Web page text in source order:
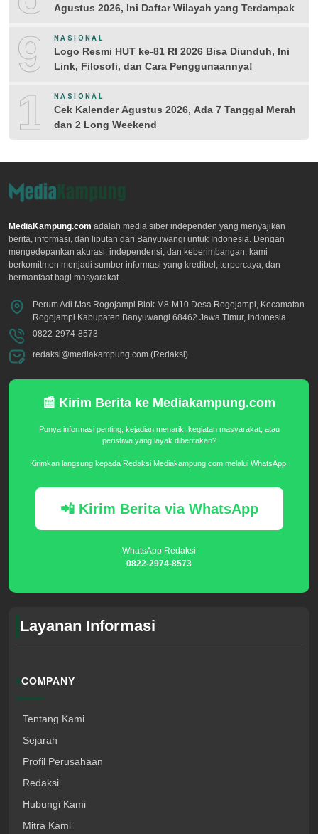
Agustus 2026, Ini Daftar Wilayah yang Terdampak
9 NASIONAL
Logo Resmi HUT ke-81 RI 2026 Bisa Diunduh, Ini
Link, Filosofi, dan Cara Penggunaannya!
10NASIONAL
Cek Kalender Agustus 2026, Ada 7 Tanggal Merah
dan 2 Long Weekend
MediaKampung.com adalah media siber independen yang menyajikan
berita, informasi, dan liputan dari Banyuwangi untuk Indonesia. Dengan
mengedepankan akurasi, independensi, dan keberimbangan, kami
berkomitmen menjadi sumber informasi yang kredibel, terpercaya, dan
bermanfaat bagi masyarakat.
Perum Adi Mas Rogojampi Blok M8-M10 Desa Rogojampi, Kecamatan
Rogojampi Kabupaten Banyuwangi 68462 Jawa Timur, Indonesia
0822-2974-8573
redaksi@mediakampung.com (Redaksi)
📰 Kirim Berita ke Mediakampung.com
Punya informasi penting, kejadian menarik, kegiatan masyarakat, atau
peristiwa yang layak diberitakan?
Kirimkan langsung kepada Redaksi Mediakampung.com melalui WhatsApp.
📲 Kirim Berita via WhatsApp
WhatsApp Redaksi
0822-2974-8573
Layanan Informasi
COMPANY
Tentang Kami
Sejarah
Profil Perusahaan
Redaksi
Hubungi Kami
Mitra Kami